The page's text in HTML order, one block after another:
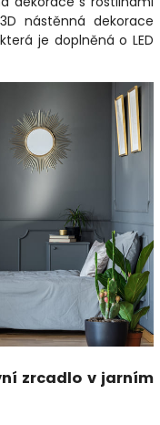
nástěnná dekorace
je doplněná o LED
zrcadlo v jarním